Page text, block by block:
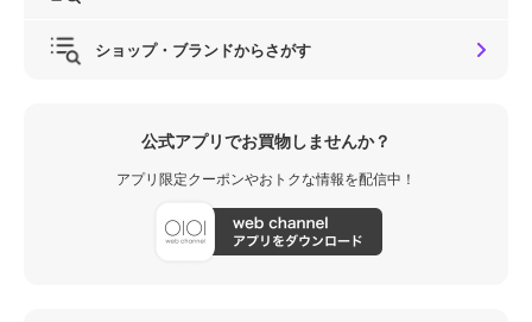
ショップ・ブランドからさがす
公式アプリでお買物しませんか？
アプリ限定クーポンやおトクな情報を配信中！